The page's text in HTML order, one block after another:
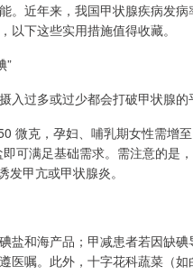
。近年来，我国甲状腺疾病发
以下这些实用措施值得收藏。
”
入过多或过少都会打破甲状腺的
微克，孕妇、哺乳期女性需增
可满足基础需求。需注意的是
甲亢或甲状腺炎。
盐和海产品；甲减患者若因缺
医嘱。此外，十字花科蔬菜（